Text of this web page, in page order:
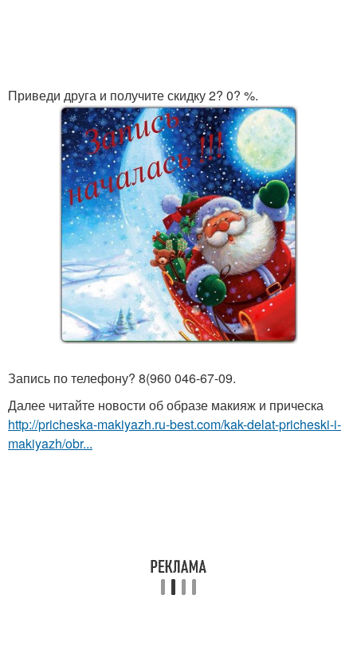
Приведи друга и получите скидку 2? 0? %.
Запись по телефону? 8(960 046-67-09.
Далее читайте новости об образе макияж и прическа
http://pricheska-makiyazh.ru-best.com/kak-delat-pricheski-i-
makiyazh/obr...